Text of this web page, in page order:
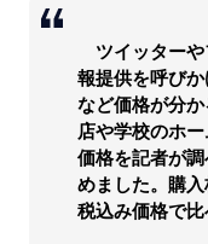
ツイッターや
報提供を呼び
など価格が分か
店や学校のホ
価格を記者が
めました。購入
税込み価格で比